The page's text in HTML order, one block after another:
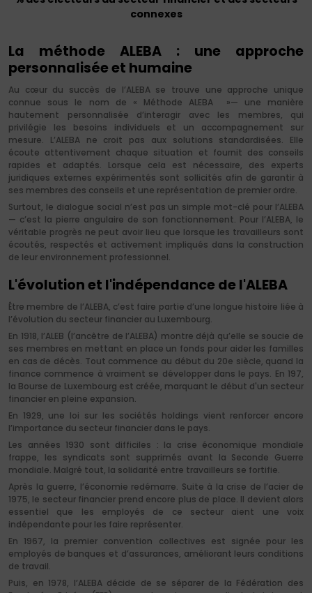
connexes
La méthode ALEBA : une approche
personnalisée et humaine
Au cœur du succès de l’ALEBA se trouve une approche unique
connue sous le nom de « Méthode ALEBA »— une manière
hautement personnalisée d’interagir avec les membres, qui
privilégie les besoins individuels et un accompagnement sur
mesure. L’ALEBA ne croit pas aux solutions standardisées. Elle
écoute attentivement chaque situation et fournit des conseils
rapides et adaptés. Lorsque cela est nécessaire, des experts
juridiques externes expérimentés sont sollicités afin de garantir à
ses membres des conseils et une représentation de premier ordre.
Surtout, le dialogue social n’est pas un simple mot-clé pour l’ALEBA
— c’est la pierre angulaire de son fonctionnement. Pour l’ALEBA, le
véritable progrès ne peut avoir lieu que lorsque les travailleurs sont
écoutés, respectés et activement impliqués dans la construction
de leur environnement professionnel.
L'évolution et l'indépendance de l'ALEBA
Être membre de l’ALEBA, c’est faire partie d’une longue histoire liée à
l’évolution du secteur financier au Luxembourg.
En 1918, l’ALEB (l’ancêtre de l’ALEBA) montre déjà qu’elle se soucie de
ses membres en mettant en place un fonds pour aider les familles
en cas de décès. Tout commence au début du 20e siècle, quand la
finance commence à vraiment se développer dans le pays. En 197,
la Bourse de Luxembourg est créée, marquant le début d'un secteur
financier en pleine expansion.
En 1929, une loi sur les sociétés holdings vient renforcer encore
l’importance du secteur financier dans le pays.
Les années 1930 sont difficiles : la crise économique mondiale
frappe, les syndicats sont supprimés avant la Seconde Guerre
mondiale. Malgré tout, la solidarité entre travailleurs se fortifie.
Après la guerre, l’économie redémarre. Suite à la crise de l’acier de
1975, le secteur financier prend encore plus de place. Il devient alors
essentiel que les employés de ce secteur aient une voix
indépendante pour les faire représenter.
En 1967, la premier convention collectives est signée pour les
employés de banques et d’assurances, améliorant leurs conditions
de travail.
Puis, en 1978, l’ALEBA décide de se séparer de la Fédération des